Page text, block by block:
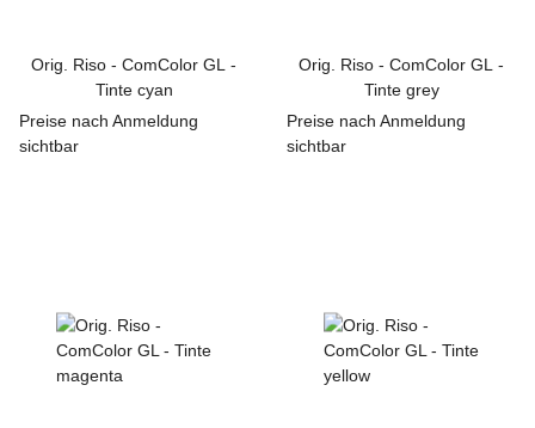
Orig. Riso - ComColor GL -
Tinte cyan
Preise nach Anmeldung
sichtbar
Orig. Riso - ComColor GL -
Tinte grey
Preise nach Anmeldung
sichtbar